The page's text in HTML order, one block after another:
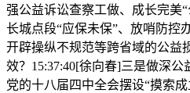
强公益诉讼查察工做、成长完美
长城点段“应保未保”、放哨防控
开辟操纵不规范等跨省域的公益
效？15:37:40[徐向春]三是做深公
党的十八届四中全会摆设“摸索